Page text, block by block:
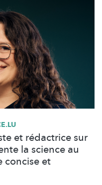
et rédactrice sur
la science au
concise et